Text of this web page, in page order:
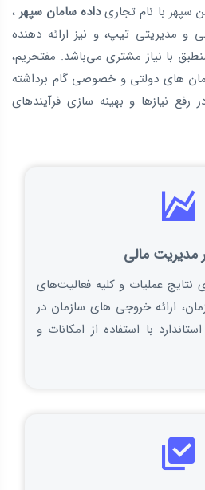
سپهر با نام تجاریداده سامان سپهر،
و مدیریتی تیپ، و نیز ارائه دهنده
با نیاز مشتری می‌باشد. مفتخریم،
های دولتی و خصوصی گام برداشته
نیازها و بهینه سازی فرآیندهای
مدیریت مالی
نتايج عمليات و کليه فعاليت‌های
ارائه خروجی های سازمان در
با استفاده از امكانات و